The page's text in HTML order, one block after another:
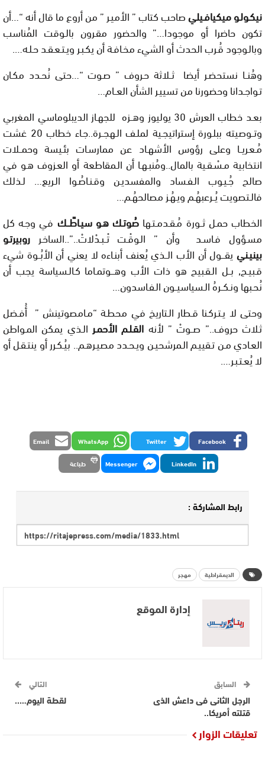
نيكـولـو ميكيافـيليصاحب كتاب ” الأميـر ” من أروع ما قال أنه “…أن
تكون حاضرا أو موجودا…” والحضور مقـرون بالـوقت المُناسب
وبالـوجود قُـرب الحدث أو الشيء مخـافـة أن يكـبـر ويـتـعـقـد حـلـه….
وهُنــا نستحضـر أيضا ثــلاثة حـروف ” صـوت “…حتى نُحـدد مكـان
تـواجـدانا وحضورنا من تسييـر الشأن العــام…
بعـد خطاب العرش 30 يوليوز وهــزه للجهـاز الديبلوماسي المغربي
وتــوصيته ببلـورة إستراتيجـية لملـف الـهجــرة..جـاء خطاب 20 غشت
مُـعـريــا وعلى رؤوس الأشهـاد عن ممارسـات بئـيسة وحمــلات
انتخابية مـسْـقـية بالمال..ومُنبـهـا أن الـمقاطعة أو العـزوف هـو في
صالح جُـيـوب الـفـساد والمفسديـن وقـنـاصُـوا الـريع… لـذلك
فالـتصويت يُــرعبهُـم ويـهُـز مصالحهُـم…
الخطاب حمـل ثــورة مُـقـدمـتـها صُوتـك هـو سيـاطًــك في وجـه كل
مسـؤول فـاسـد وأن ” الـوقْـت تْــبـدْلاتْ..”..الساخـر روبيرتـو
بينيـني يقـــول أن الأب الــذي يُعنف أبنـاءه لا يعني أن الأبُــوة شيء
قـبيـح, بــل الـقـبيح هو ذات الأب وهـــوتمـاما كـالـسياسة يجب أن
نُحـبها ونـكــرهُ الـسياسيــون الـفـاسدون…
وحتى لا يـتـركـنا قـطار الـتاريخ في محطـة “مـامصوتينش ” أُفـضل
ثـلاث حروف..” صــوتْ ” لأنه القـلـم الأحمـر الـذي يمكن المـواطن
العـادي مـن تـقييـم الـمرشحيـن ويـحـدد مصيـرهـم.. بيُـكـرر أو ينتـقـل أو
لا يُعـتـبـر….
Facebook
Twitter
WhatsApp
Email
LinkedIn
Messenger طباعة
رابط المشاركة :
الديمقراطية مهجر
إدارة الموقع
السابق
الرجل الثانى فى داعش الذى
قتلته أمريكا..
التالي
لقطة اليوم…..
تعليقات الزوار